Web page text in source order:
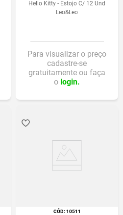
Hello Kitty - Estojo C/ 12 Und
Leo&Leo
Para visualizar o preço
cadastre-se
gratuitamente ou faça
o login.
:10511